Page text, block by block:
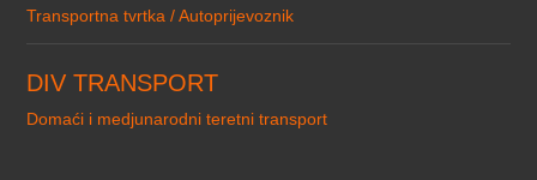
Transportna tvrtka / Autoprijevoznik
DIV TRANSPORT
Domaći i medjunarodni teretni transport